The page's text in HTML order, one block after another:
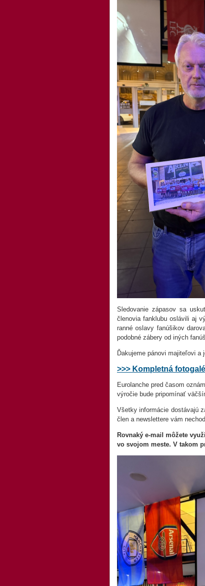
Sledovanie zápasov sa
členovia fanklubu oslávili aj
ranné oslavy fanúšikov
podobné zábery od iných
Ďakujeme pánovi majiteľovi
>>> Kompletná
Eurolanche pred časom
výročie bude pripomínať
Všetky informácie dostávajú
člen a newslettere vám
Rovnaký e-mail môžete
vo svojom meste. V takom